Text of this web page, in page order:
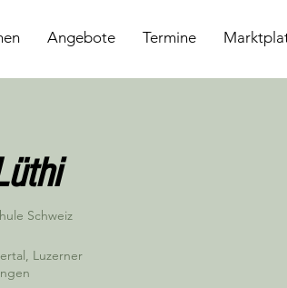
Angebote Termine
Schweiz
Luzerner